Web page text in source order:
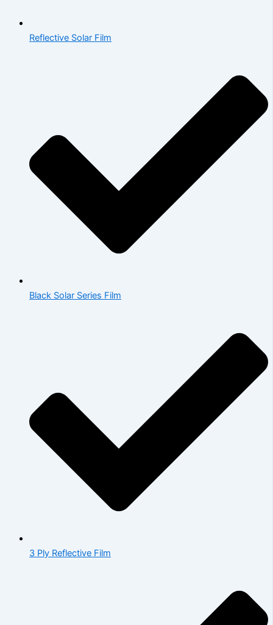
Reflective Solar Film
Black Solar Series Film
3 Ply Reflective Film